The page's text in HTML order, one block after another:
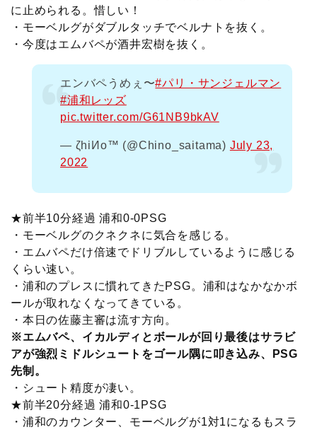
に止められる。惜しい！
・モーベルグがダブルタッチでベルナトを抜く。
・今度はエムバペが酒井宏樹を抜く。
エンバペうめぇ〜#パリ・サンジェルマン
#浦和レッズ
pic.twitter.com/G61NB9bkAV
— ζhiИo™ (@Chino_saitama) July 23,
2022
★前半10分経過 浦和0-0PSG
・モーベルグのクネクネに気合を感じる。
・エムバペだけ倍速でドリブルしているように感じる
くらい速い。
・浦和のプレスに慣れてきたPSG。浦和はなかなかボ
ールが取れなくなってきている。
・本日の佐藤主審は流す方向。
※エムバペ、イカルディとボールが回り最後はサラビ
アが強烈ミドルシュートをゴール隅に叩き込み、PSG
先制。
・シュート精度が凄い。
★前半20分経過 浦和0-1PSG
・浦和のカウンター、モーベルグが1対1になるもスラ